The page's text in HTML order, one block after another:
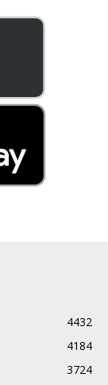
4432
4184
3724